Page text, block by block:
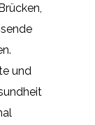
und